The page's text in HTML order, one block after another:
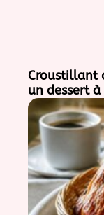
Croustillant
un dessert